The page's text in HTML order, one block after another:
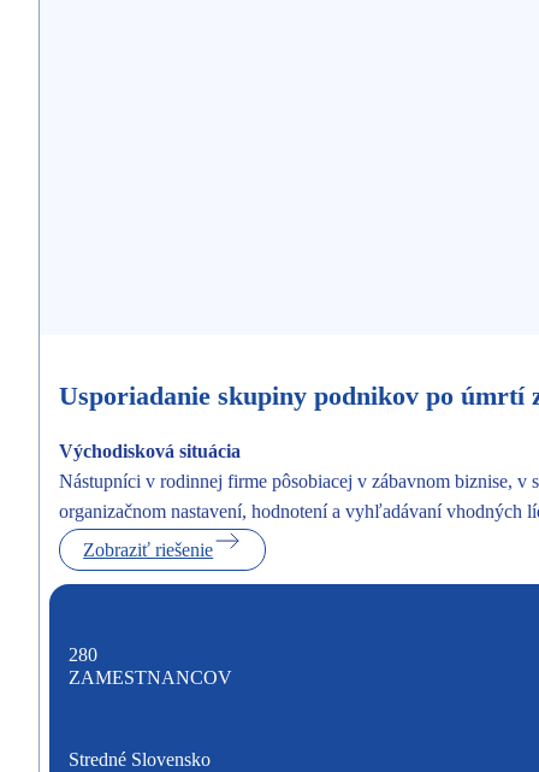
Usporiadanie skupiny podnikov po úmrtí
Východisková situácia
Nástupníci v rodinnej firme pôsobiacej v zábavnom biznise, v
organizačnom nastavení, hodnotení a vyhľadávaní vhodných
Zobraziť riešenie
280
ZAMESTNANCOV
Stredné Slovensko